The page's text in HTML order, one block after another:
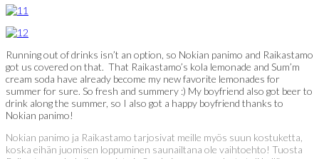
Running out of drinks isn’t an option, so Nokian panimo and Raikastamo
got us covered on that. That Raikastamo’s kola lemonade and Sum’m
cream soda have already become my new favorite lemonades for
summer for sure. So fresh and summery :) My boyfriend also got beer to
drink along the summer, so I also got a happy boyfriend thanks to
Nokian panimo!
Nokian panimo ja Raikastamo tarjosivat meille myös suun kostuketta,
koska eihän juomisen loppuminen saunailtana ole vaihtoehto! Tuosta